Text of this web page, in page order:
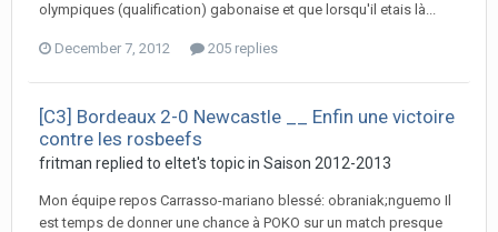
olympiques (qualification) gabonaise et que lorsqu'il etais là...
December 7, 2012 205 replies
[C3] Bordeaux 2-0 Newcastle __ Enfin une victoire
contre les rosbeefs
fritman replied to eltet's topic in Saison 2012-2013
Mon équipe repos Carrasso-mariano blessé: obraniak;nguemo Il
est temps de donner une chance à POKO sur un match presque